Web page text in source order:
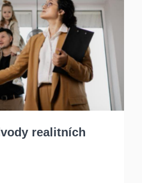
realitních